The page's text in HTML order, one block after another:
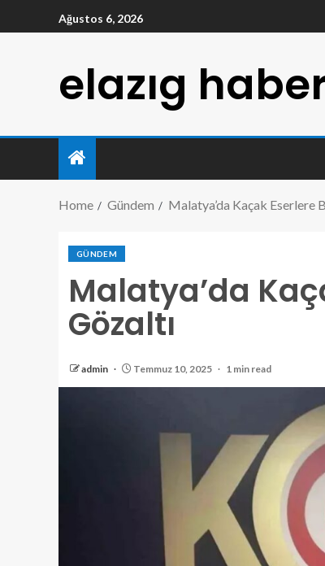
Ağustos 6, 2026
elazıg
Home Gündem Malatya’da Kaçak Eserlere
GÜNDEM
Malatya’da
Gözaltı
admin Temmuz 10, 2025 1 min read